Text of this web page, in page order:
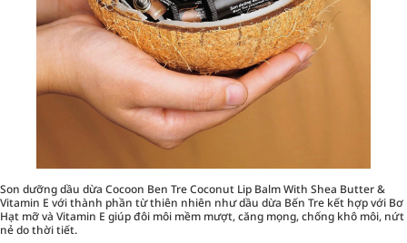
Son dưỡng dầu dừa Cocoon Ben Tre Coconut Lip Balm With Shea Butter &
Vitamin E với thành phần từ thiên nhiên như dầu dừa Bến Tre kết hợp với Bơ
Hạt mỡ và Vitamin E giúp đôi môi mềm mượt, căng mọng, chống khô môi, nứt
nẻ do thời tiết.